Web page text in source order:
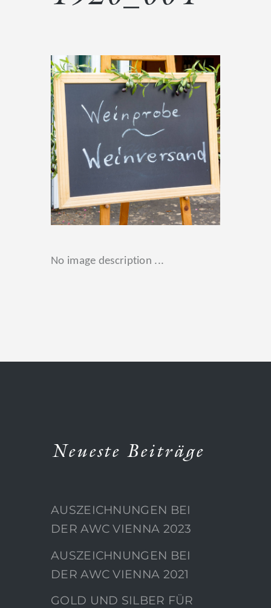
No image description ...
Neueste Beiträge
AUSZEICHNUNGEN BEI
DER AWC VIENNA 2023
AUSZEICHNUNGEN BEI
DER AWC VIENNA 2021
GOLD UND SILBER FÜR